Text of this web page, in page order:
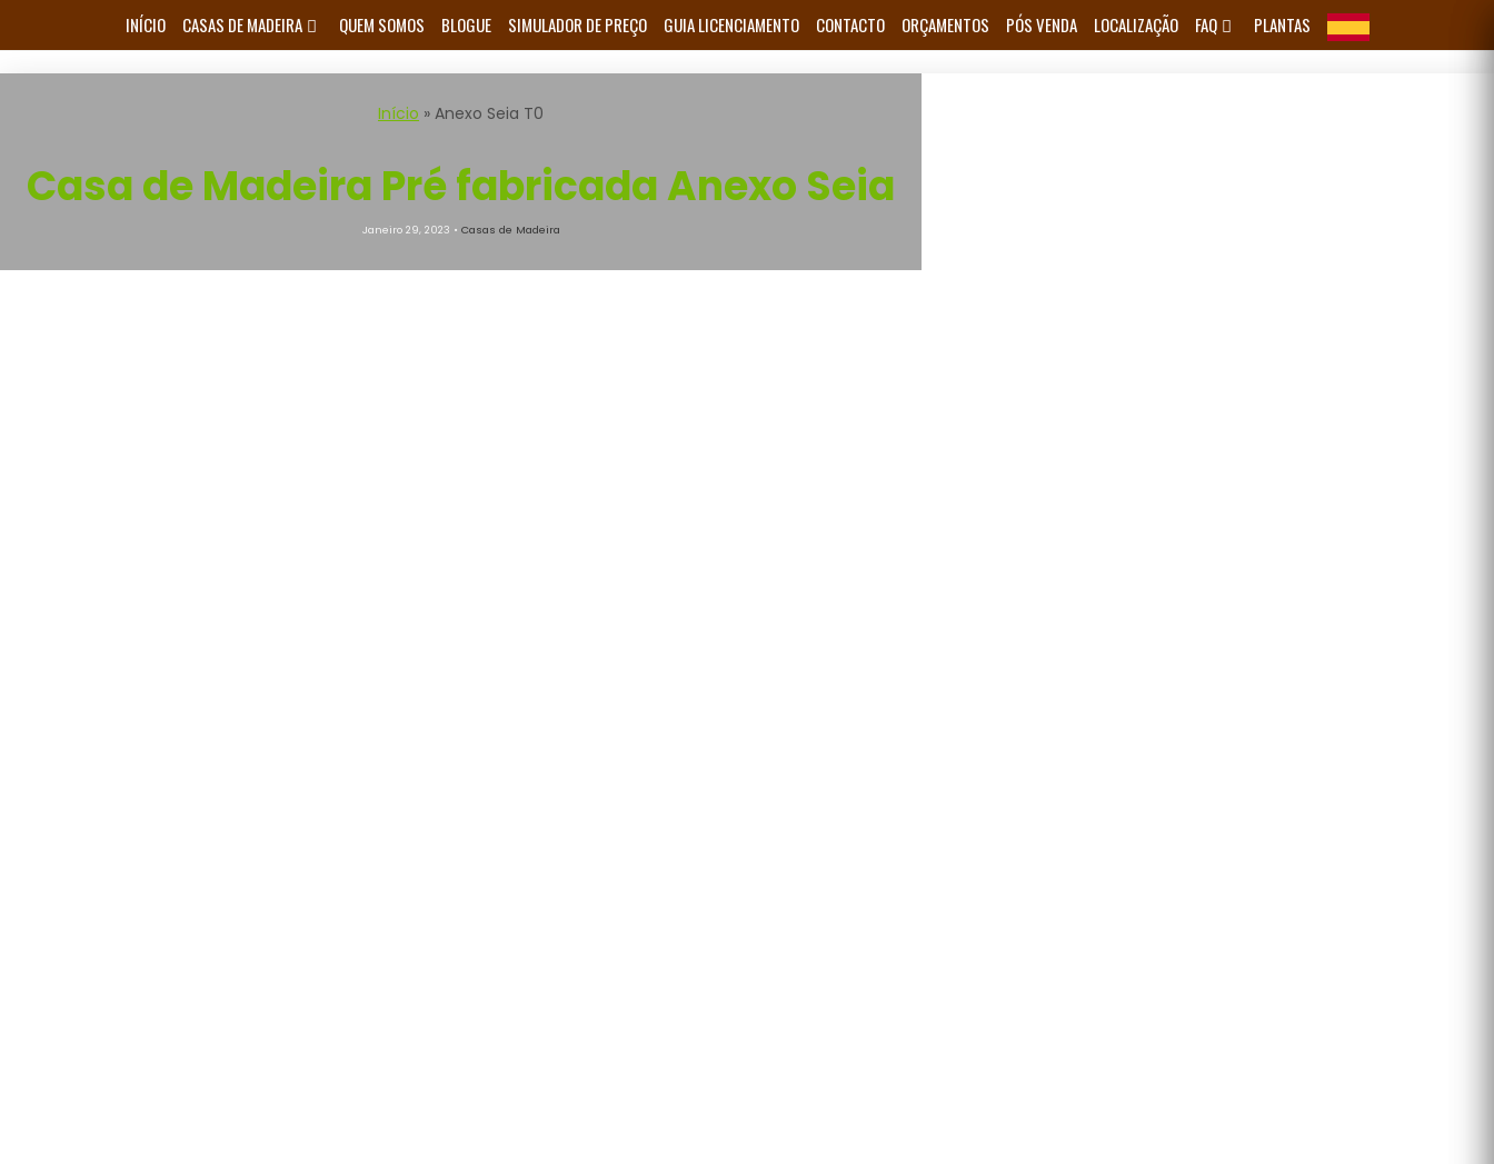
content
INÍCIO CASAS DE MADEIRA QUEM SOMOS BLOGUE SIMULADOR DE PREÇO GUIA LICENCIAMENTO CONTACTO ORÇAMENTOS PÓS VENDA LOCALIZAÇÃO FAQ PLANTAS
Início » Anexo Seia T0
Casa de Madeira Pré fabricada Anexo Seia
Janeiro 29, 2023 • Casas de Madeira